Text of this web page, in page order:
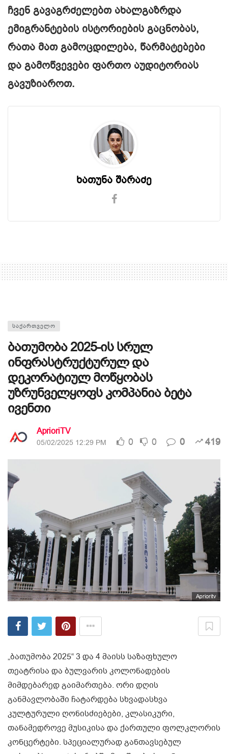
ჩვენ გავაგრძელებთ ახალგაზრდა
ემიგრანტების ისტორიების გაცნობას,
რათა მათ გამოცდილება, წარმატებები
და გამოწვევები ფართო აუდიტორიას
გავუზიაროთ.
ხათუნა შარაძე
ᲡᲐᲥᲐᲠᲗᲕᲔᲚᲝ
ბათუმობა 2025-ის სრულ
ინფრასტრუქტურულ და
დეკორატიულ მოწყობას
უზრუნველყოფს კომპანია ბეტა
ივენთი
AprioriTV
05/02/2025 12:29 PM 0 0 0 419
Aprioritv
„ბათუმობა 2025“ 3 და 4 მაისს საზაფხულო
თეატრისა და ბულვარის კოლონადების
მიმდებარედ გაიმართება. ორი დღის
განმავლობაში ჩატარდება სხვადასხვა
კულტურული ღონისძიებები, კლასიკური,
თანამედროვე მუსიკისა და ქართული ფოლკლორის
კონცერტები. სპეციალურად განთავსებულ